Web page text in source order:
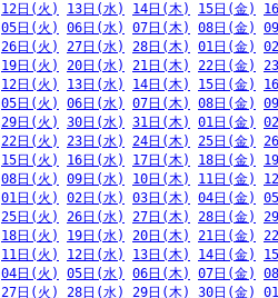
12日(火) 13日(水) 14日(木) 15日(金)
05日(火) 06日(水) 07日(木) 08日(金)
26日(火) 27日(水) 28日(木) 01日(金)
19日(火) 20日(水) 21日(木) 22日(金)
12日(火) 13日(水) 14日(木) 15日(金)
05日(火) 06日(水) 07日(木) 08日(金)
29日(火) 30日(水) 31日(木) 01日(金)
22日(火) 23日(水) 24日(木) 25日(金)
15日(火) 16日(水) 17日(木) 18日(金)
08日(火) 09日(水) 10日(木) 11日(金)
01日(火) 02日(水) 03日(木) 04日(金)
25日(火) 26日(水) 27日(木) 28日(金)
18日(火) 19日(水) 20日(木) 21日(金)
11日(火) 12日(水) 13日(木) 14日(金)
04日(火) 05日(水) 06日(木) 07日(金)
27日(火) 28日(水) 29日(木) 30日(金)